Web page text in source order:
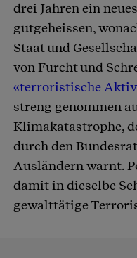
drei Jahren ein neues
gutgeheissen,
Staat und
von Furcht und
«terroristische
streng genommen
Klimakatastrophe,
durch den
Ausländern warnt.
damit in dieselbe
gewalttätige